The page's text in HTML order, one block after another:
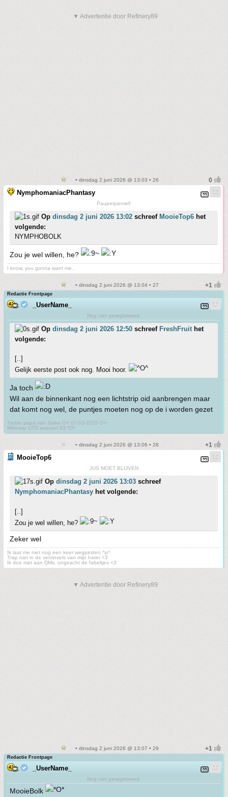
▼ Advertentie door Refinery89
• dinsdag 2 juni 2026 @ 13:03 • 26
NymphomaniacPhantasy
Pauperpiemel!
Op dinsdag 2 juni 2026 13:02 schreef MooieTop6 het
volgende:
NYMPHOBOLK
Zou je wel willen, he?
I know, you gonna want me..
• dinsdag 2 juni 2026 @ 13:04 • 27
Redactie Frontpage
_UserName_
Nog niet geregistreerd.
Op dinsdag 2 juni 2026 12:50 schreef FreshFruithet
volgende:
[..]
Gelijk eerste post ook nog. Mooi hoor.
Ja toch
Wil aan de binnenkant nog een lichtstrip oid aanbrengen maar
dat komt nog wel, de puntjes moeten nog op de i worden gezet
Trotse papa van Jyske O+ 07-03-2025 O+
Winnaar DTS seizoen 93 *O*
• dinsdag 2 juni 2026 @ 13:06 • 28
MooieTop6
JUS MOET BLIJVEN
Op dinsdag 2 juni 2026 13:03 schreef
NymphomaniacPhantasy het volgende:
[..]
Zou je wel willen, he?
Zeker wel
Ik laat me niet nog een keer wegpesten ^p^
Trap niet in de verzinsels van mijn hater <3
Ik doe niet aan DMs, ongeacht de fabeltjes <3
▼ Advertentie door Refinery89
• dinsdag 2 juni 2026 @ 13:07 • 29
Redactie Frontpage
_UserName_
Nog niet geregistreerd.
MooieBolk